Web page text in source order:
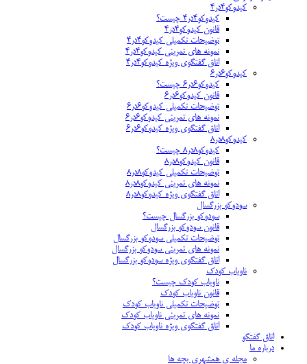
کیدوکو۴در۴
کیدوکو۴در۴ چیست؟
قانون کیدوکو۴در۴
توضیحات تکمیلی کیدوکو۴در۴
نمونه های تمرینی کیدوکو۴در۴
اتاق گفتگوی ویژه کیدوکو۴در۴
کیدوکو۶در۶
کیدوکو۶در۶ چیست؟
قانون کیدوکو۶در۶
توضیحات تکمیلی کیدوکو۶در۶
نمونه های تمرینی کیدوکو۶در۶
اتاق گفتگوی ویژه کیدوکو۶در۶
کیدوکو۸در۸
کیدوکو۸در۸ چیست؟
قانون کیدوکو۸در۸
توضیحات تکمیلی کیدوکو۸در۸
نمونه های تمرینی کیدوکو۸در۸
اتاق گفتگوی ویژه کیدوکو۸در۸
سودوکو بزرگسال
سودوکو بزرگسال چیست؟
قانون سودوکو بزرگسال
توضیحات تکمیلی سودوکو بزرگسال
نمونه های تمرینی سودوکو بزرگسال
اتاق گفتگوی ویژه سودوکو بزرگسال
ناویاب کودک
ناویاب کودک چیست؟
قانون ناویاب کودک
توضیحات تکمیلی ناویاب کودک
نمونه های تمرینی ناویاب کودک
اتاق گفتگوی ویژه ناویاب کودک
اتاق گفتگو
درباره ما
مجله ی همشهری بچه ها